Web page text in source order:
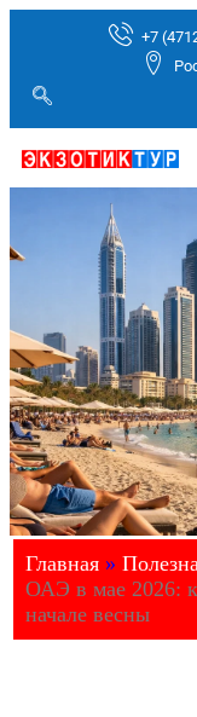
+7
Главная »
ОАЭ в мае 2026:
начале весны